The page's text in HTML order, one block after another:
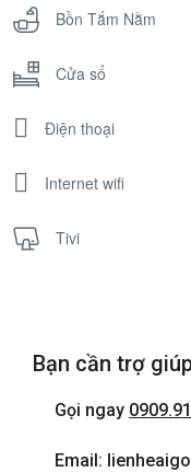
Bồn Tắm Nằm
Cửa sổ
Điện thoại
Internet wifi
Tivi
Bạn cần trợ
Gọi ngay
Email: